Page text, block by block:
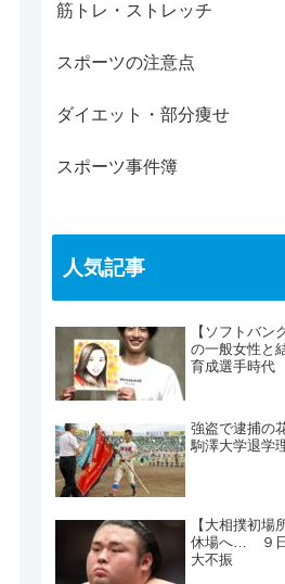
筋トレ・ストレッチ
スポーツの注意点
ダイエット・部分痩せ
スポーツ事件簿
人気記事
【ソフトバン
の一般女性と
育成選手時代
強盗で逮捕の
駒澤大学退学理
【大相撲初場
休場へ… ９日
大不振